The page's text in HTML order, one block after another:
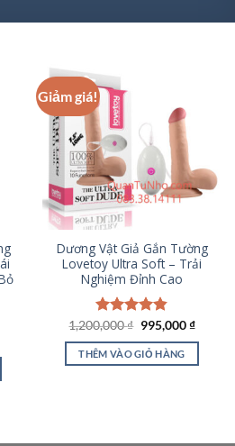
Giảm giá!
Dương Vật Giả Gắn Tường
Lovetoy Ultra Soft – Trải
Nghiệm Đỉnh Cao
Được xếp
hạng4.82
5 sao
1,200,000₫ Giá
là:
1,200,000 ₫.
995,000₫Giá
tại
THÊM VÀO GIỎ HÀNG